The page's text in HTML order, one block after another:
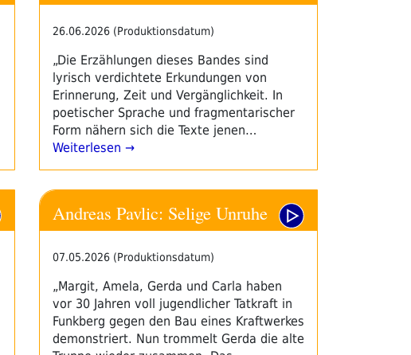
26.06.2026 (Produktionsdatum)
„Die Erzählungen dieses Bandes sind
lyrisch verdichtete Erkundungen von
Erinnerung, Zeit und Vergänglichkeit. In
poetischer Sprache und fragmentarischer
Form nähern sich die Texte jenen…
Weiterlesen →
Andreas Pavlic: Selige Unruhe
07.05.2026 (Produktionsdatum)
„Margit, Amela, Gerda und Carla haben
vor 30 Jahren voll jugendlicher Tatkraft in
Funkberg gegen den Bau eines Kraftwerkes
demonstriert. Nun trommelt Gerda die alte